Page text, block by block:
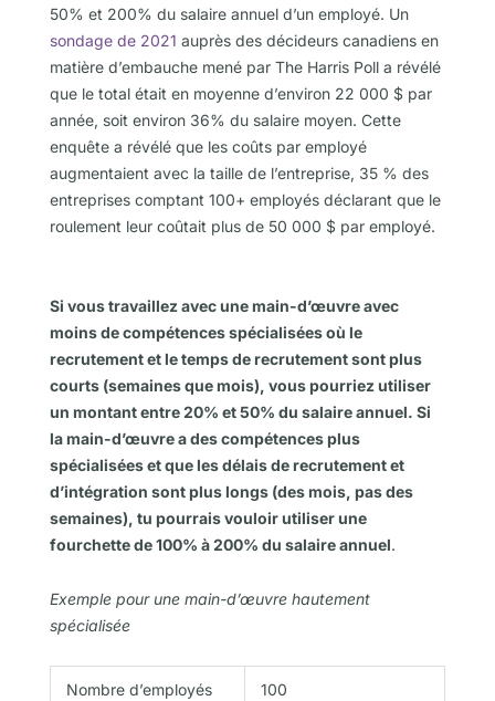
50% et 200% du salaire annuel d’un employé. Un
sondage de 2021 auprès des décideurs canadiens en
matière d’embauche mené par The Harris Poll a révélé
que le total était en moyenne d’environ 22 000 $ par
année, soit environ 36% du salaire moyen. Cette
enquête a révélé que les coûts par employé
augmentaient avec la taille de l’entreprise, 35 % des
entreprises comptant 100+ employés déclarant que le
roulement leur coûtait plus de 50 000 $ par employé.
Si vous travaillez avec une main-d’œuvre avec
moins de compétences spécialisées où le
recrutement et le temps de recrutement sont plus
courts (semaines que mois), vous pourriez utiliser
un montant entre 20% et 50% du salaire annuel. Si
la main-d’œuvre a des compétences plus
spécialisées et que les délais de recrutement et
d’intégration sont plus longs (des mois, pas des
semaines), tu pourrais vouloir utiliser une
fourchette de 100% à 200% du salaire annuel.
Exemple pour une main-d’œuvre hautement
spécialisée
Nombre d’employés 100